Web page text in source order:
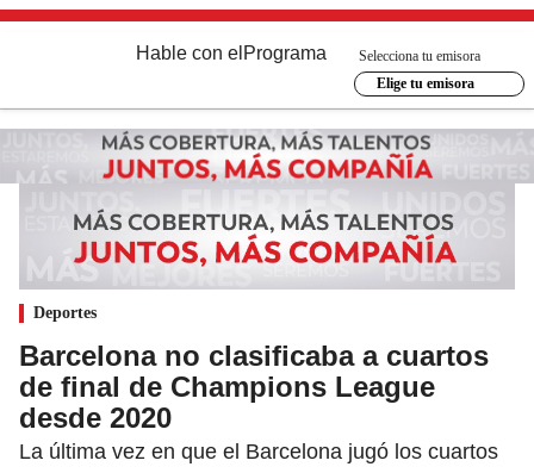
Hable con el Programa
Selecciona tu emisora
Elige tu emisora
Deportes
Barcelona no clasificaba a cuartos
de final de Champions League
desde 2020
La última vez en que el Barcelona jugó los cuartos